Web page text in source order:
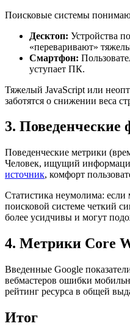
Поисковые системы
Десктоп: Устройства
«переваривают»
Смартфон:
уступает ПК.
Тяжелый JavaScript или
заботятся о снижении веса
3. Поведенческие
Поведенческие метрики
Человек, ищущий
источник, комфорт
Статистика неумолима: если
поисковой системе четкий
более усидчивы и могут
4. Метрики Core
Введенные Google
вебмастеров ошибки
рейтинг ресурса в общей
Итог